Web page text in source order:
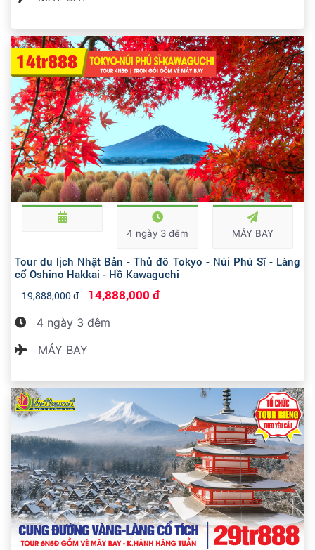
4 ngày 3 đêm MÁY BAY
Tour du lịch Nhật Bản - Thủ đô Tokyo - Núi Phú Sĩ - Làng
cổ Oshino Hakkai - Hồ Kawaguchi
19,888,000 đ 14,888,000 đ
4 ngày 3 đêm
MÁY BAY